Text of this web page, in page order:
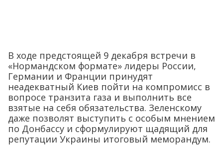
В ходе предстоящей 9 декабря встречи в
«Нормандском формате» лидеры России,
Германии и Франции принудят
неадекватный Киев пойти на компромисс в
вопросе транзита газа и выполнить все
взятые на себя обязательства. Зеленскому
даже позволят выступить с особым мнением
по Донбассу и сформулируют щадящий для
репутации Украины итоговый меморандум.